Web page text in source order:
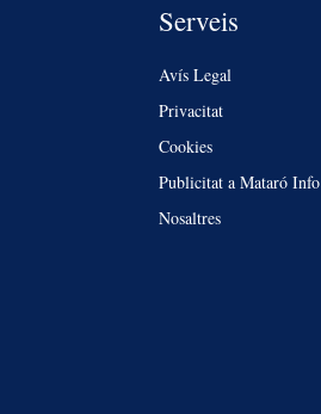
Serveis
Avís Legal
Privacitat
Cookies
Publicitat a Mataró Info
Nosaltres